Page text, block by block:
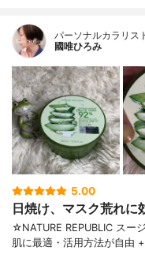
パーソナルカラリス
國唯ひろみ
5.00
日焼け、マスク荒れに
☆NATURE REPUBLIC スー
肌に最適・活用方法が自由